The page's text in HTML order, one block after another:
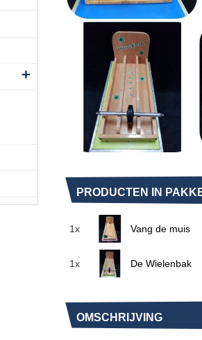
PRODUCTEN IN
1x Vang de muis
1x De Wielenbak
OMSCHRIJVING